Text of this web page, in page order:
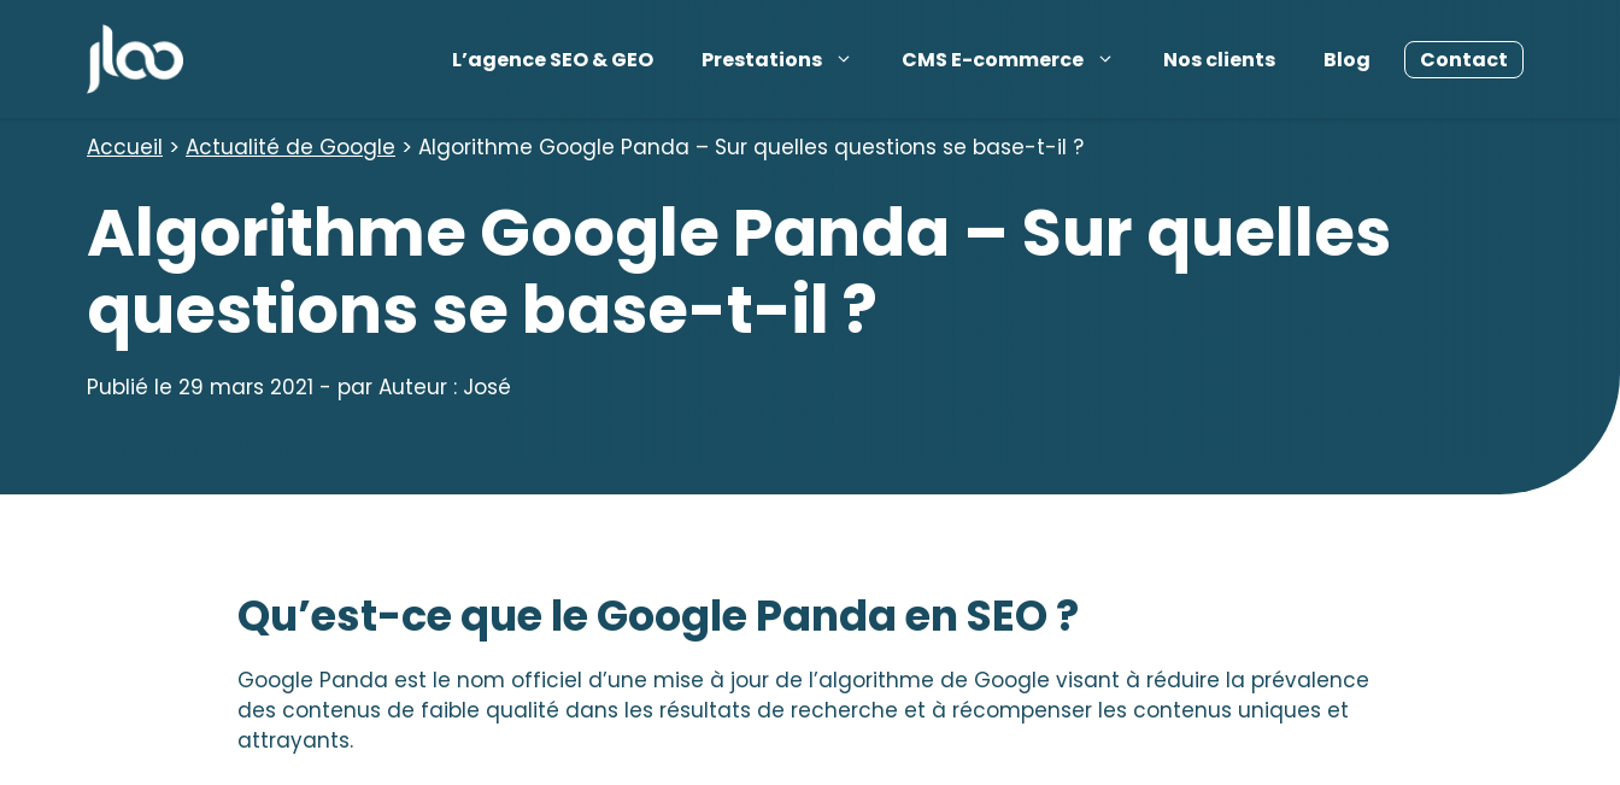
L’agence SEO & GEO Prestations CMS E-commerce Nos clients Blog Contact
Accueil > Actualité de Google > Algorithme Google Panda – Sur quelles questions se base-t-il ?
Algorithme Google Panda – Sur quelles
questions se base-t-il ?
Publié le 29 mars 2021 - par Auteur : José
Qu’est-ce que le Google Panda en SEO ?
Google Panda est le nom officiel d’une mise à jour de l’algorithme de Google visant à réduire la prévalence
des contenus de faible qualité dans les résultats de recherche et à récompenser les contenus uniques et
attrayants.